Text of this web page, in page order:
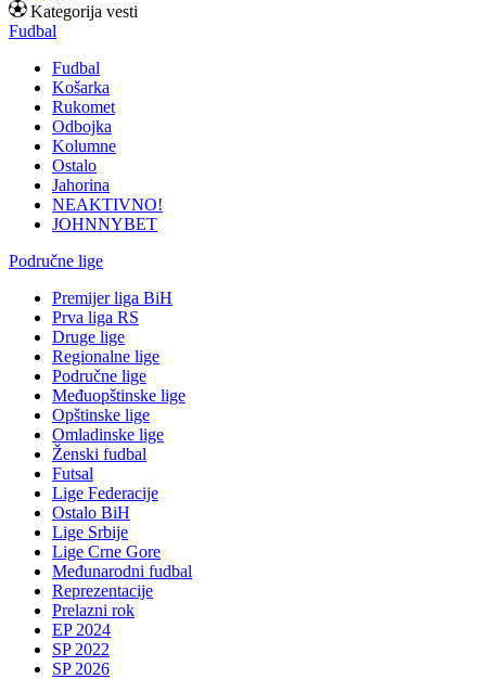
Kategorija vesti
Fudbal
Fudbal
Košarka
Rukomet
Odbojka
Kolumne
Ostalo
Jahorina
NEAKTIVNO!
JOHNNYBET
Područne lige
Premijer liga BiH
Prva liga RS
Druge lige
Regionalne lige
Područne lige
Međuopštinske lige
Opštinske lige
Omladinske lige
Ženski fudbal
Futsal
Lige Federacije
Ostalo BiH
Lige Srbije
Lige Crne Gore
Međunarodni fudbal
Reprezentacije
Prelazni rok
EP 2024
SP 2022
SP 2026